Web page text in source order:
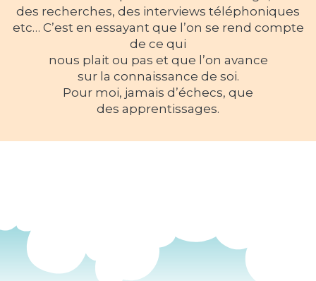
des recherches, des interviews téléphoniques
etc… C’est en essayant que l’on se rend compte
de ce qui
nous plait ou pas et que l’on avance
sur la connaissance de soi.
Pour moi, jamais d’échecs, que
des apprentissages.